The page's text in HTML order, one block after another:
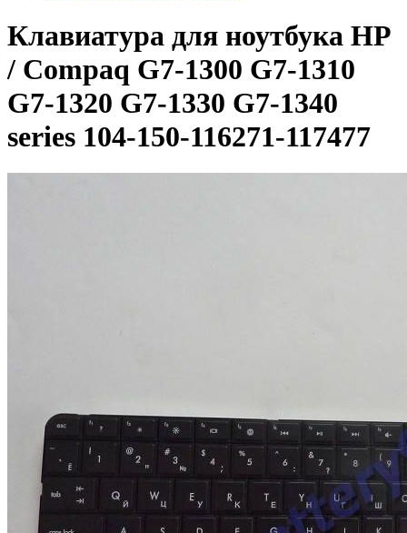
Клавиатура для ноутбука HP
/ Compaq G7-1300 G7-1310
G7-1320 G7-1330 G7-1340
series 104-150-116271-117477